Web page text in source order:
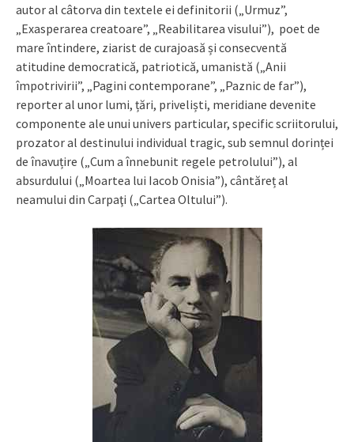
autor al câtorva din textele ei definitorii („Urmuz”,
„Exasperarea creatoare”, „Reabilitarea visului”), poet de
mare întindere, ziarist de curajoasă și consecventă
atitudine democratică, patriotică, umanistă („Anii
împotrivirii”, „Pagini contemporane”, „Paznic de far”),
reporter al unor lumi, țări, priveliști, meridiane devenite
componente ale unui univers particular, specific scriitorului,
prozator al destinului individual tragic, sub semnul dorinței
de înavuțire („Cum a înnebunit regele petrolului”), al
absurdului („Moartea lui Iacob Onisia”), cântăreț al
neamului din Carpaţi („Cartea Oltului”).